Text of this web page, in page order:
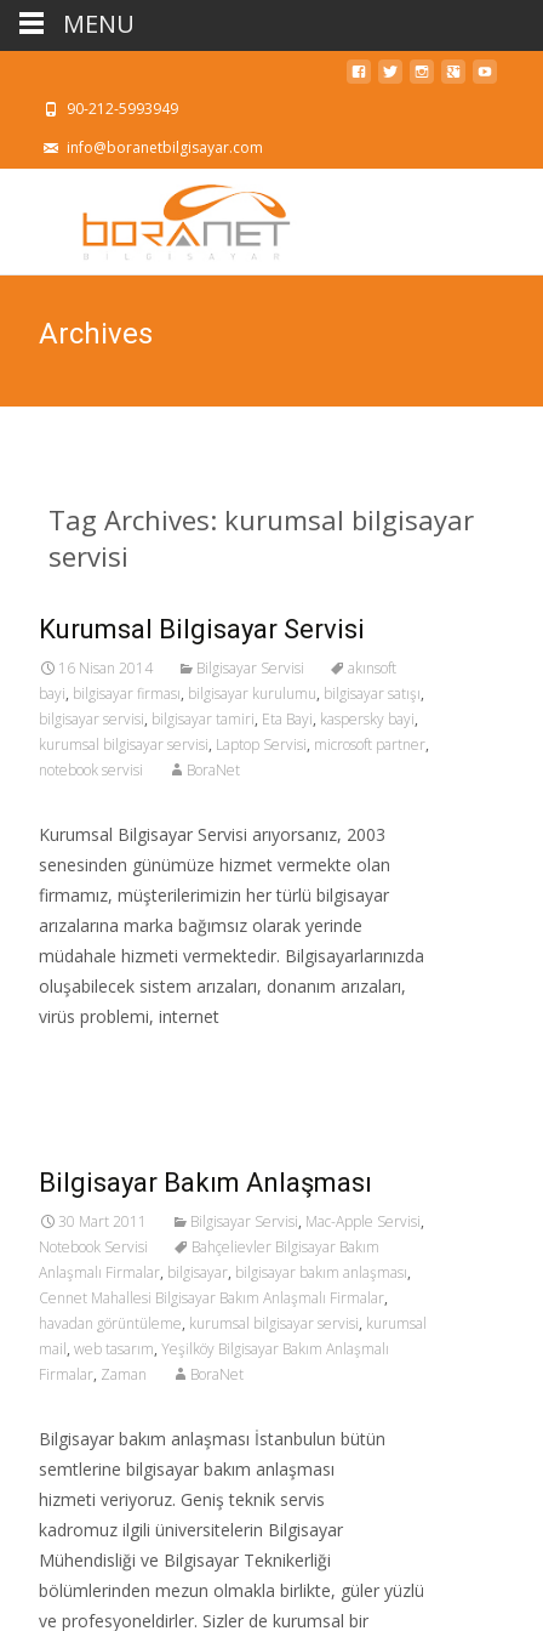
90-212-5993949
info@boranetbilgisayar.com
Archives
Tag Archives: kurumsal bilgisayar
servisi
Kurumsal Bilgisayar Servisi
16 Nisan 2014 Bilgisayar Servisi
akınsoft
bayi, bilgisayar firması, bilgisayar kurulumu, bilgisayar satışı,
bilgisayar servisi, bilgisayar tamiri, Eta Bayi, kaspersky bayi,
kurumsal bilgisayar servisi, Laptop Servisi, microsoft partner,
notebook servisi
BoraNet
Kurumsal Bilgisayar Servisi arıyorsanız, 2003
senesinden günümüze hizmet vermekte olan
firmamız, müşterilerimizin her türlü bilgisayar
arızalarına marka bağımsız olarak yerinde
müdahale hizmeti vermektedir. Bilgisayarlarınızda
oluşabilecek sistem arızaları, donanım arızaları,
virüs problemi, internet
Bilgisayar Bakım Anlaşması
30 Mart 2011 Bilgisayar Servisi, Mac-Apple Servisi,
Notebook Servisi
Bahçelievler Bilgisayar Bakım
Anlaşmalı Firmalar, bilgisayar, bilgisayar bakım anlaşması,
Cennet Mahallesi Bilgisayar Bakım Anlaşmalı Firmalar,
havadan görüntüleme, kurumsal bilgisayar servisi, kurumsal
mail, web tasarım, Yeşilköy Bilgisayar Bakım Anlaşmalı
Firmalar, Zaman BoraNet
Bilgisayar bakım anlaşması İstanbulun bütün
semtlerine bilgisayar bakım anlaşması
hizmeti veriyoruz. Geniş teknik servis
kadromuz ilgili üniversitelerin Bilgisayar
Mühendisliği ve Bilgisayar Teknikerliği
bölümlerinden mezun olmakla birlikte, güler yüzlü
ve profesyoneldirler. Sizler de kurumsal bir
MENU